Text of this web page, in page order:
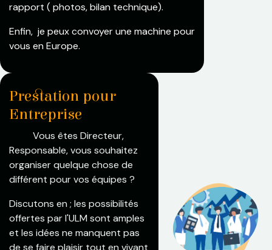
rapport ( photos, bilan technique).
Enfin, je peux convoyer une machine pour
vous en Europe.
Prestation pour
Entreprise
Vous êtes Directeur,
Responsable, vous souhaitez
organiser quelque chose de
différent pour vos équipes ?
Discutons en ; les possibilités
offertes par l'ULM sont amples
et les idées ne manquent pas
de se faire plaisir tout en vivant